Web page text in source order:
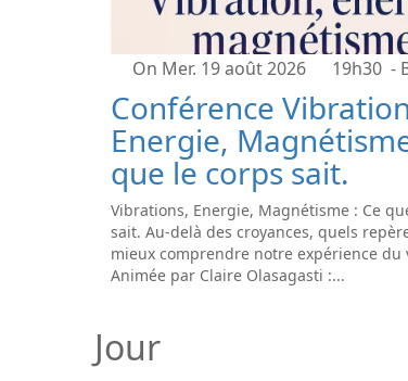
On Mer. 19 août 2026 19h30 -
Conférence
Energie,
que le corps sait.
Vibrations, Energie, Magnétisme : Ce
sait. Au-delà des croyances, quels
mieux comprendre notre expérience du
Animée par Claire Olasagasti :...
Jour